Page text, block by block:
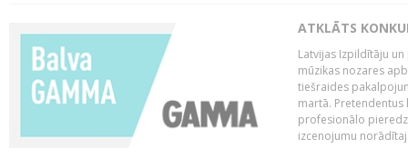
ATKLĀTS
Latvijas Izpildītāju
mūzikas nozares
tiešraides
martā. Pretendentus
profesionālo
izcenojumu